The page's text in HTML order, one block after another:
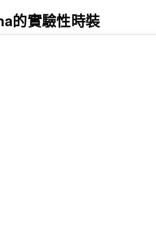
的實驗性時裝